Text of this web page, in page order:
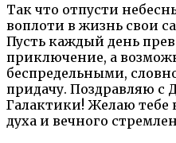
Так что отпусти
воплоти в жизнь свои
Пусть каждый день
приключение, а
беспредельными,
придачу. Поздравляю с
Галактики! Желаю тебе
духа и вечного